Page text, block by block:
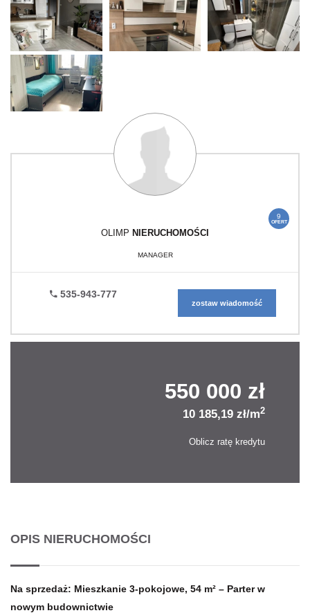
9
OFERT
OLIMP NIERUCHOMOŚCI
MANAGER
535-943-777
zostaw wiadomość
550 000 zł
10 185,19 zł/m2
Oblicz ratę kredytu
OPIS NIERUCHOMOŚCI
Na sprzedaż: Mieszkanie 3-pokojowe, 54 m² – Parter w
nowym budownictwie